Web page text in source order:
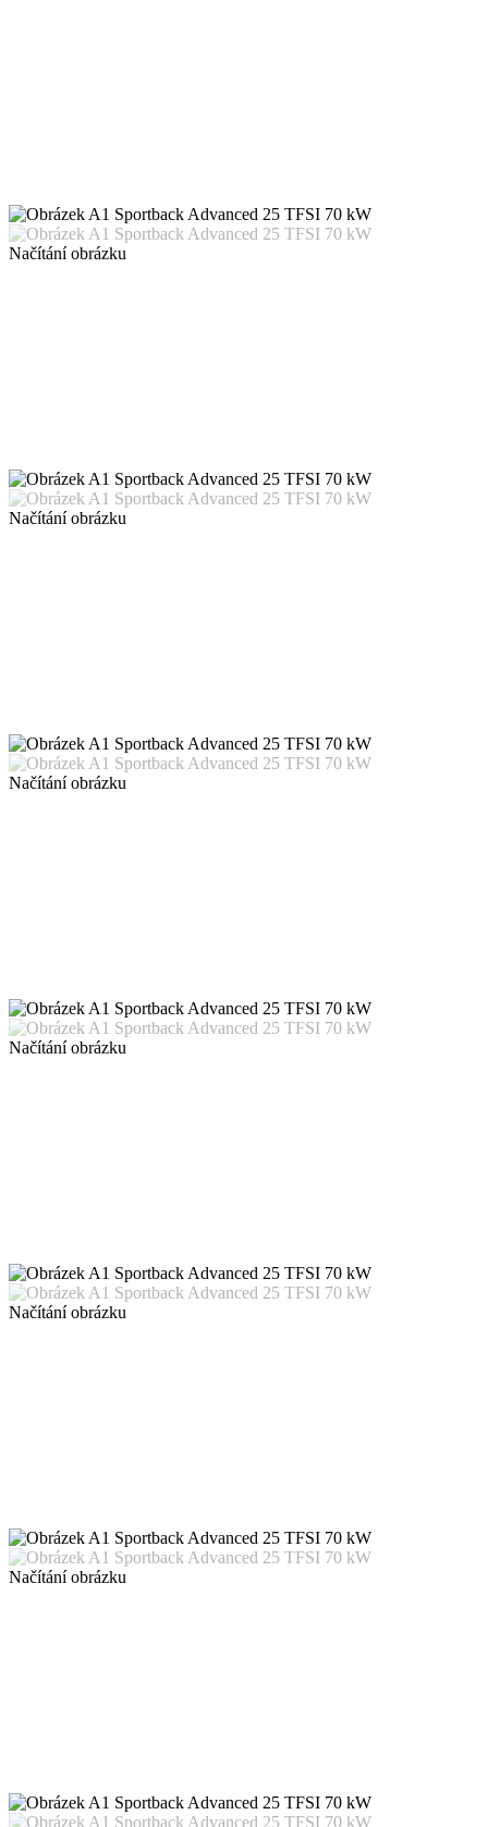
Načítání obrázku
Načítání obrázku
Načítání obrázku
Načítání obrázku
Načítání obrázku
Načítání obrázku